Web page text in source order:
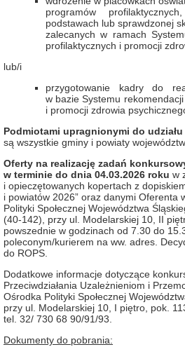
programów
podstawach lub sprawdzonej
zalecanych w ramach
profilaktycznych i promocji
lub/i
przygotowanie kadry do
w bazie Systemu
i promocji zdrowia
Podmiotami upragnionymi do
są wszystkie gminy i powiaty
Oferty na realizację zadań
w terminie do dnia 04.03.2026 roku w
i opieczętowanych kopertach z
i powiatów 2026” oraz danymi Oferenta
Polityki Społecznej Województwa
(40-142), przy ul. Modelarskiej 10, II
powszednie w godzinach od 7.30 do
poleconym/kurierem na ww. adres.
do ROPS.
Dodatkowe informacje dotyczące
Przeciwdziałania Uzależnieniom i
Ośrodka Polityki Społecznej
przy ul. Modelarskiej 10, I piętro, pok.
tel. 32/ 730 68 90/91/93.
Dokumenty do pobrania: